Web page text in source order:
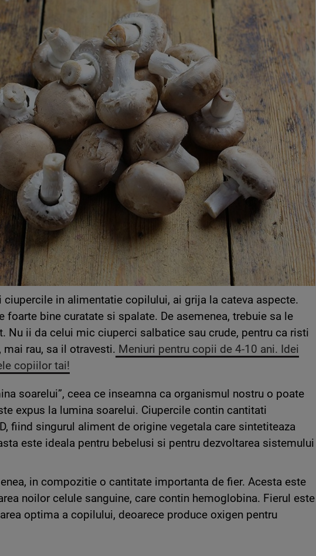
in alimentatie copilului, ai grija la cateva aspecte.
foarte bine curatate si spalate. De asemenea, trebuie sa le
Nu ii da celui mic ciuperci salbatice sau crude, pentru ca risti
rau, sa il otravesti. Meniuri pentru copii de 4-10 ani. Idei
copiilor tai!
soarelui”, ceea ce inseamna ca organismul nostru o poate
expus la lumina soarelui. Ciupercile contin cantitati
fiind singurul aliment de origine vegetala care sintetiteaza
este ideala pentru bebelusi si pentru dezvoltarea sistemului
in compozitie o cantitate importanta de fier. Acesta este
noilor celule sanguine, care contin hemoglobina. Fierul este
optima a copilului, deoarece produce oxigen pentru